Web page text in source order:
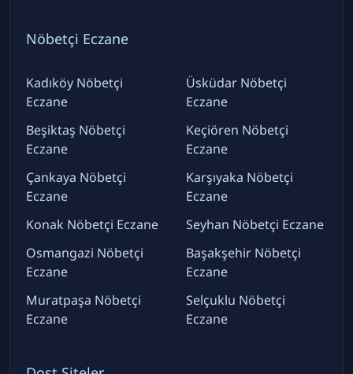
Nöbetçi Eczane
Kadıköy Nöbetçi
Eczane
Beşiktaş Nöbetçi
Eczane
Çankaya Nöbetçi
Eczane
Konak Nöbetçi Eczane
Osmangazi Nöbetçi
Eczane
Muratpaşa Nöbetçi
Eczane
Üsküdar Nöbetçi
Eczane
Keçiören Nöbetçi
Eczane
Karşıyaka Nöbetçi
Eczane
Seyhan Nöbetçi Eczane
Başakşehir Nöbetçi
Eczane
Selçuklu Nöbetçi
Eczane